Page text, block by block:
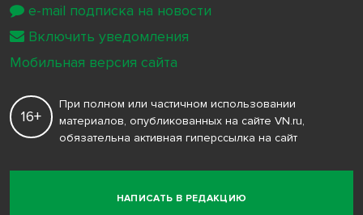
НАПИСАТЬ В РЕДАКЦИЮ
16+
При полном или частичном использовании
материалов, опубликованных на сайте VN.ru,
обязательна активная гиперссылка на сайт
e-mail подписка на новости
Включить уведомления
Мобильная версия сайта